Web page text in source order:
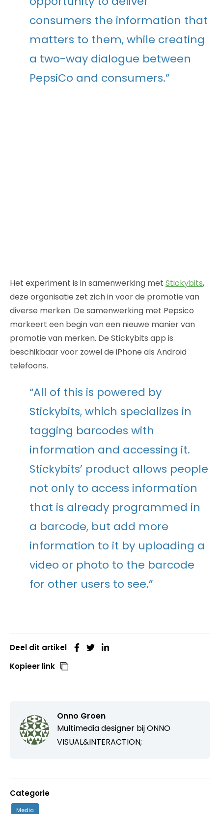
consumers the information that
matters to them, while creating
a two-way dialogue between
PepsiCo and consumers.”
Het experiment is in samenwerking met Stickybits,
deze organisatie zet zich in voor de promotie van
diverse merken. De samenwerking met Pepsico
markeert een begin van een nieuwe manier van
promotie van merken. De Stickybits app is
beschikbaar voor zowel de iPhone als Android
telefoons.
“All of this is powered by
Stickybits, which specializes in
tagging barcodes with
information and accessing it.
Stickybits’ product allows people
not only to access information
that is already programmed in
a barcode, but add more
information to it by uploading a
video or photo to the barcode
for other users to see.”
Deel dit artikel
Kopieer link
Onno Groen
Multimedia designer bijONNO
VISUAL&INTERACTION;
Categorie
Media